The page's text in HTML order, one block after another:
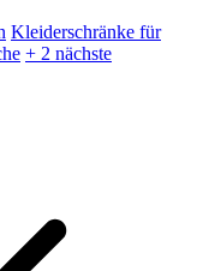
Kleiderschränke für
+ 2 nächste